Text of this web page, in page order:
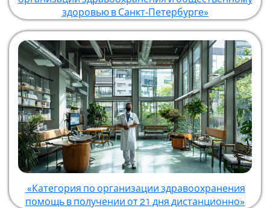
здоровью в Санкт‑Петербурге»
«Категория по организации здравоохранения
помощь в получении от 21 дня дистанционно»